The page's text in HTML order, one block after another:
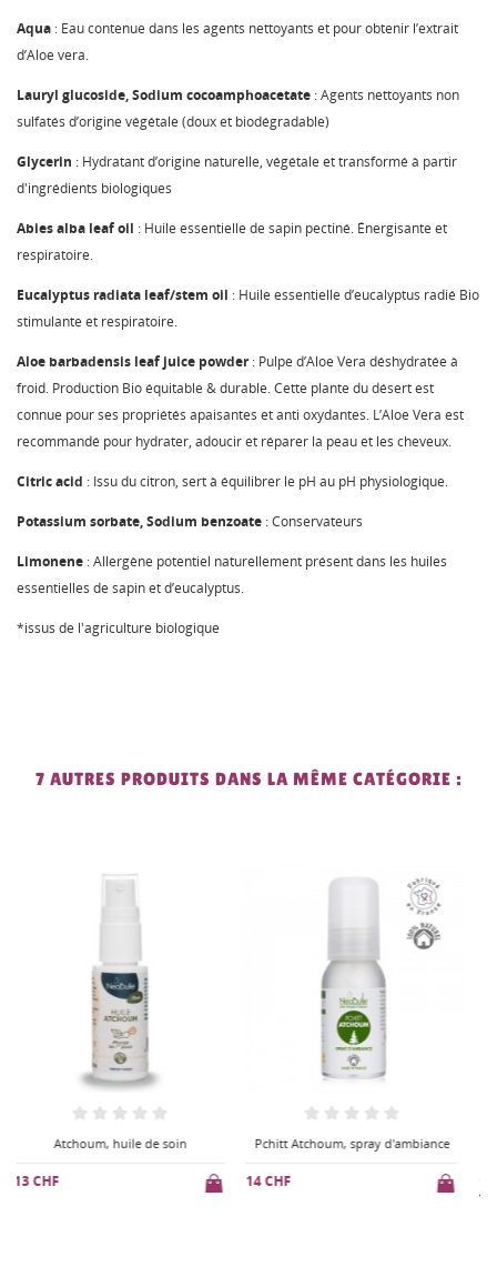
Aqua : Eau contenue dans les agents nettoyants et pour obtenir l’extrait
d’Aloe vera.
Lauryl glucoside, Sodium cocoamphoacetate : Agents nettoyants non
sulfatés d’origine végétale (doux et biodégradable)
Glycerin : Hydratant d’origine naturelle, végétale et transformé à partir
d'ingrédients biologiques
Abies alba leaf oil : Huile essentielle de sapin pectiné. Énergisante et
respiratoire.
Eucalyptus radiata leaf/stem oil : Huile essentielle d’eucalyptus radié Bio
stimulante et respiratoire.
Aloe barbadensis leaf juice powder: Pulpe d’Aloe Vera déshydratée à
froid. Production Bio équitable & durable. Cette plante du désert est
connue pour ses propriétés apaisantes et anti oxydantes. L’Aloe Vera est
recommandé pour hydrater, adoucir et réparer la peau et les cheveux.
Citric acid : Issu du citron, sert à équilibrer le pH au pH physiologique.
Potassium sorbate, Sodium benzoate : Conservateurs
Limonene : Allergène potentiel naturellement présent dans les huiles
essentielles de sapin et d’eucalyptus.
*issus de l'agriculture biologique
7 AUTRES PRODUITS DANS LA MÊME CATÉGORIE :
Pchitt Atchoum, spray d'ambiance
14 CHF
Synergie pour diffuseur Hiver,